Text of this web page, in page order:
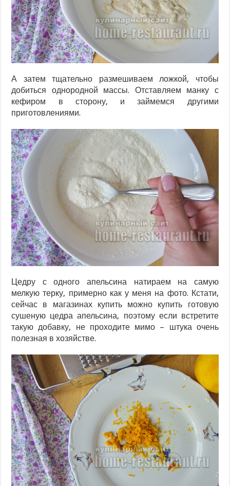
А затем тщательно размешиваем ложкой, чтобы
добиться однородной массы. Отставляем манку с
кефиром в сторону, и займемся другими
приготовлениями.
Цедру с одного апельсина натираем на самую
мелкую терку, примерно как у меня на фото. Кстати,
сейчас в магазинах купить можно купить готовую
сушеную цедра апельсина, поэтому если встретите
такую добавку, не проходите мимо – штука очень
полезная в хозяйстве.